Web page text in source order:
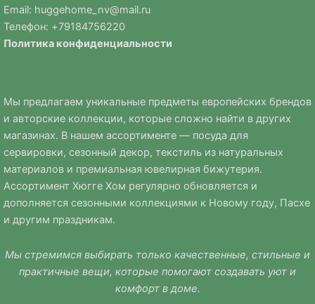
Email: huggehome_nv@mail.ru
Телефон: +79184756220
Политика конфиденциальности
Мы предлагаем уникальные предметы европейских брендов
и авторские коллекции, которые сложно найти в других
магазинах. В нашем ассортименте — посуда для
сервировки, сезонный декор, текстиль из натуральных
материалов и премиальная ювелирная бижутерия.
Ассортимент Хюгге Хом регулярно обновляется и
дополняется сезонными коллекциями к Новому году, Пасхе
и другим праздникам.
Мы стремимся выбирать только качественные, стильные и
практичные вещи, которые помогают создавать уют и
комфорт в доме.